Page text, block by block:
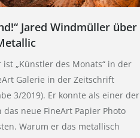
Jared Windmüller über
„Künstler des Monats“ in der
Galerie in der Zeitschrift
3/2019). Er konnte als einer der
das neue FineArt Papier Photo
Warum er das metallisch